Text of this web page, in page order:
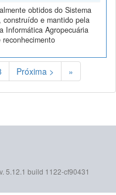
obtidos do Sistema
construído e mantido pela
Informática Agropecuária
Próxima > »
v. 5.12.1 build 1122-cf90431